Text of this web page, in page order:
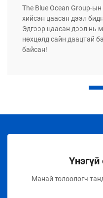
The Blue Ocean Group-
хийсэн цаасан дээл
Эдгээр цаасан дээл нь
нөхцөлд сайн даацтай
байсан!
Үнэгүй
Манай төлөөлөгч